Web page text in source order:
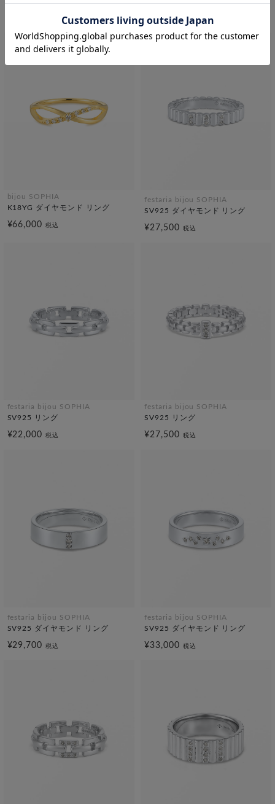
¥66,000税込
bijou SOPHIA
K18YG ダイヤモンド リング
¥66,000税込
festaria bijou SOPHIA
SV925 ダイヤモンド リング
¥27,500 税込
festaria bijou SOPHIA
SV925 リング
¥22,000税込
festaria bijou SOPHIA
SV925 リング
¥27,500 税込
festaria bijou SOPHIA
SV925 ダイヤモンド リング
¥29,700税込
festaria bijou SOPHIA
SV925 ダイヤモンド リング
¥33,000 税込